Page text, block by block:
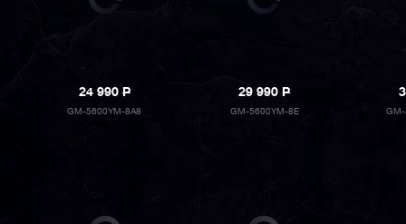
24 990P
GM-5600YM-8A8
29 990P
GM-5600YM-8E